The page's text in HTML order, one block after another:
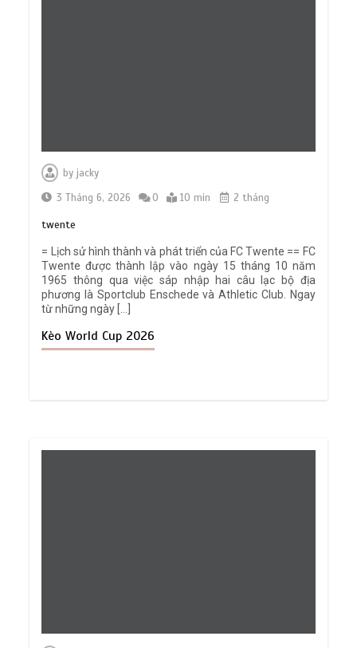
byjacky
3 Tháng 6, 2026
0 10 min 2 tháng
twente
= Lịch sử hình thành và phát triển của FC Twente == FC
Twente được thành lập vào ngày 15 tháng 10 năm
1965 thông qua việc sáp nhập hai câu lạc bộ địa
phương là Sportclub Enschede và Athletic Club. Ngay
từ những ngày […]
Kèo World Cup 2026